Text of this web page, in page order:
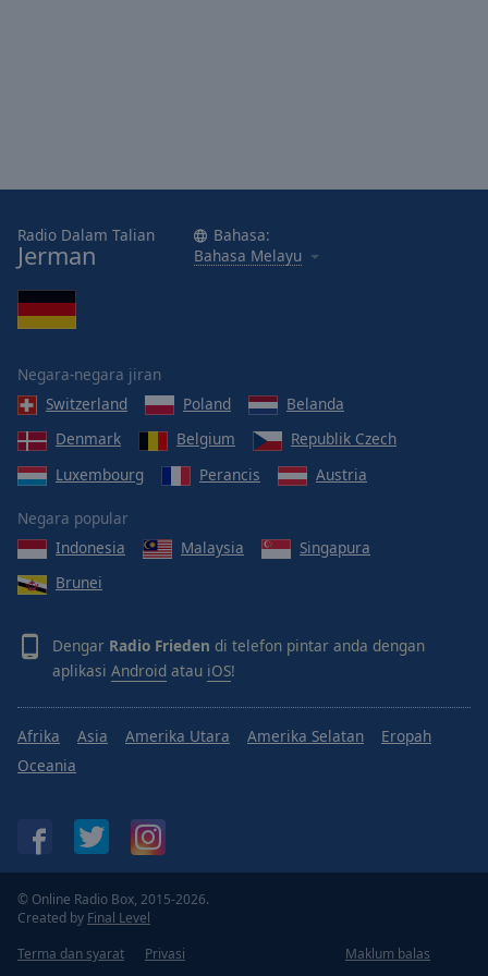
Radio Dalam Talian
Jerman
Bahasa:
Bahasa Melayu
Negara-negara jiran
Switzerland
Poland
Belanda
Denmark
Belgium
Republik Czech
Luxembourg
Perancis Austria
Negara popular
Indonesia
Malaysia
Singapura
Brunei
Dengar Radio Frieden di telefon pintar anda dengan
aplikasi Android atau iOS!
Afrika Asia Amerika Utara Amerika Selatan
Eropah
Oceania
© Online Radio Box, 2015-2026.
Created by Final Level
Terma dan syarat
Privasi Maklum balas